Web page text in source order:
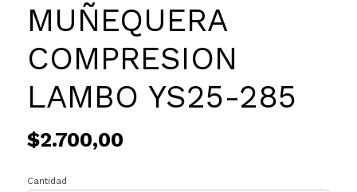
MUÑEQUERA
COMPRESION
LAMBO YS25-285
$2.700,00
Cantidad